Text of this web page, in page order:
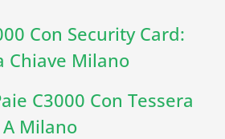
Con Security Card:
Chiave Milano
C3000 Con Tessera
Milano